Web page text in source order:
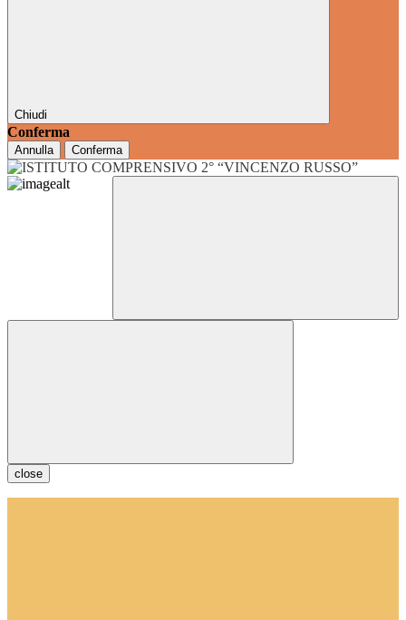
Chiudi
Conferma
Annulla Conferma
close